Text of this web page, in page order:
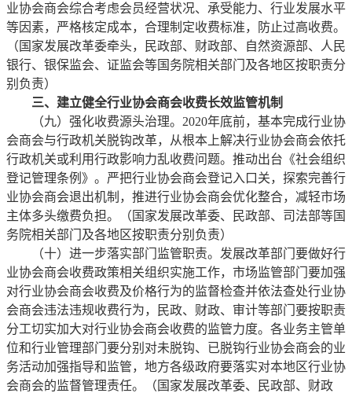
业协会商会综合考虑会员经营状况、承受能力、行业发展水平
等因素，严格核定成本，合理制定收费标准，防止过高收费。
（国家发展改革委牵头，民政部、财政部、自然资源部、人民
银行、银保监会、证监会等国务院相关部门及各地区按职责分
别负责）
三、建立健全行业协会商会收费长效监管机制
（九）强化收费源头治理。2020年底前，基本完成行业协
会商会与行政机关脱钩改革，从根本上解决行业协会商会依托
行政机关或利用行政影响力乱收费问题。推动出台《社会组织
登记管理条例》。严把行业协会商会登记入口关，探索完善行
业协会商会退出机制，推进行业协会商会优化整合，减轻市场
主体多头缴费负担。（国家发展改革委、民政部、司法部等国
务院相关部门及各地区按职责分别负责）
（十）进一步落实部门监管职责。发展改革部门要做好行
业协会商会收费政策相关组织实施工作，市场监管部门要加强
对行业协会商会收费及价格行为的监督检查并依法查处行业协
会商会违法违规收费行为，民政、财政、审计等部门要按职责
分工切实加大对行业协会商会收费的监管力度。各业务主管单
位和行业管理部门要分别对未脱钩、已脱钩行业协会商会的业
务活动加强指导和监管，地方各级政府要落实对本地区行业协
会商会的监督管理责任。（国家发展改革委、民政部、财政